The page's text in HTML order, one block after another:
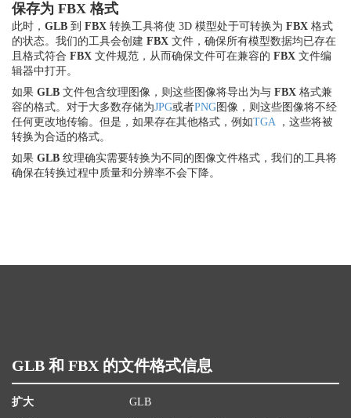
保存为 FBX 格式
此时， GLB 到 FBX 转换工具将使 3D 模型处于可转换为 FBX 格式
的状态。我们的工具会创建 FBX 文件，确保所有模型数据均已存在
且格式符合 FBX 文件规范，从而确保文件可在兼容的 FBX 文件编
辑器中打开。
如果 GLB 文件包含纹理图像，则这些图像将导出为与 FBX 格式兼
容的格式。对于大多数存储为JPG或者PNG图像，则这些图像将不经
任何更改地传输。但是，如果存在其他格式，例如TGA，这些将被
转换为合适的格式。
如果 GLB 纹理确实需要转换为不同的图像文件格式，我们的工具将
确保在转换过程中质量和分辨率不会下降。
GLB 和 FBX 的文件格式信息
扩大
GLB